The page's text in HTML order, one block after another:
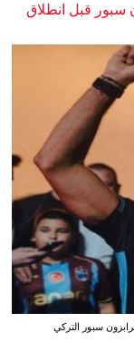
قبل انطلاق
سبور التركي